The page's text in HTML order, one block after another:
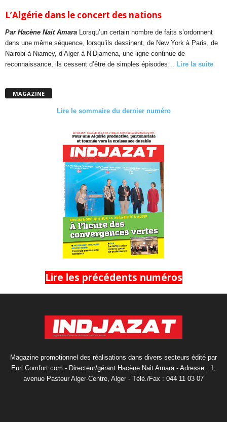
L’Algérie dans le concert des nations
Par Hacène Nait Amara Lorsqu’un certain nombre de faits s’ordonnent
dans une même séquence, lorsqu’ils dessinent, de New York à Paris, de
Nairobi à Niamey, d’Alger à N’Djamena, une ligne continue de
reconnaissance, ils cessent d’être de simples épisodes… Lire la suite
MAGAZINE
Lire le sommaire du dernier numéro
Lire les précédents numéros
Magazine promotionnel des réalisations dans divers secteurs édité par
Eurl Comfort.com - Directeur/gérant Hacène Nait Amara - Adresse : 1,
avenue Pasteur Alger-Centre, Alger - Télé./Fax : 044 11 03 07